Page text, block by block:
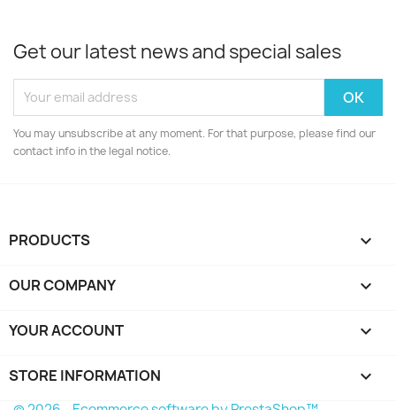
Get our latest news and special sales
You may unsubscribe at any moment. For that purpose, please find our
contact info in the legal notice.
PRODUCTS 
OUR COMPANY 
YOUR ACCOUNT 
STORE INFORMATION keyboard_arrow_down